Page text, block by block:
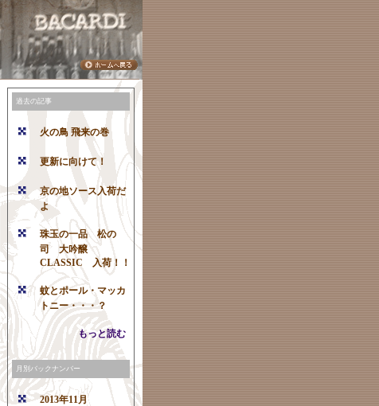
過去の記事
火の鳥 飛来の巻
更新に向けて！
京の地ソース入荷だ
よ
珠玉の一品 松の
司 大吟醸
CLASSIC 入荷！！
蚊とポール・マッカ
トニー・・・？
もっと読む
月別バックナンバー
2013年11月